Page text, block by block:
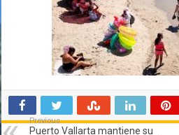
Previous
Puerto Vallarta mantiene su